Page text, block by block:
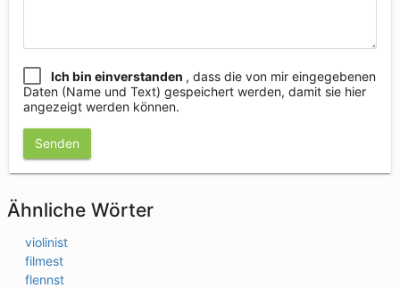
Ich bin einverstanden , dass die von mir eingegebenen
Daten (Name und Text) gespeichert werden, damit sie hier
angezeigt werden können.
Senden
Ähnliche Wörter
violinist
filmest
flennst